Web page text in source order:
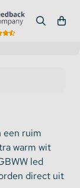
een ruim
warm wit
led
direct uit